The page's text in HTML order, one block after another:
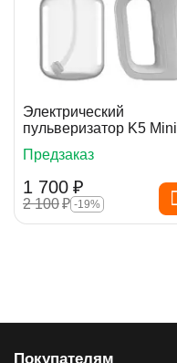
Электрический
пульверизатор K5 Mini
Предзаказ
1 700 ₽
2 100₽ -19%
Покупателям